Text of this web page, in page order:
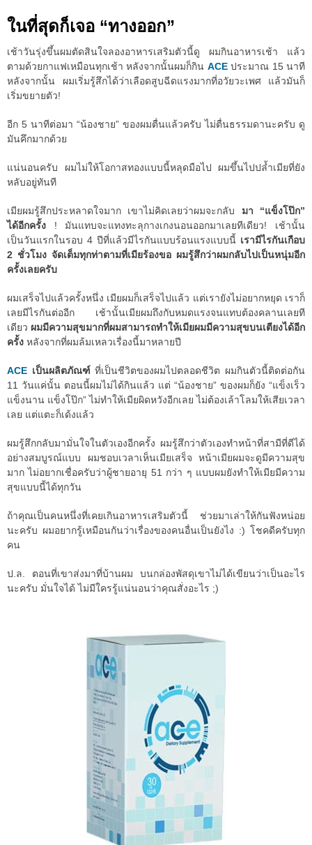
ในที่สุดก็เจอ “ทางออก”
เช้าวันรุ่งขึ้นผมตัดสินใจลองอาหารเสริมตัวนี้ดู ผมกินอาหารเช้า แล้ว
ตามด้วยกาแฟเหมือนทุกเช้า หลังจากนั้นผมก็กิน ACEประมาณ 15 นาที
หลังจากนั้น ผมเริ่มรู้สึกได้ว่าเลือดสูบฉีดแรงมากที่อวัยวะเพศ แล้วมันก็
เริ่มขยายตัว!
อีก 5 นาทีต่อมา “น้องชาย” ของผมตื่นแล้วครับ ไม่ตื่นธรรมดานะครับ ดู
มันคึกมากด้วย
แน่นอนครับ ผมไม่ให้โอกาสทองแบบนี้หลุดมือไป ผมขึ้นไปปล้ำเมียที่ยัง
หลับอยู่ทันที
เมียผมรู้สึกประหลาดใจมาก เขาไม่คิดเลยว่าผมจะกลับ มา “แข็งโป๊ก”
ได้อีกครั้ง ! มันแทบจะแทงทะลุกางเกงนอนออกมาเลยทีเดียว! เช้านั้น
เป็นวันแรกในรอบ 4 ปีที่แล้วมีไรกันแบบร้อนแรงแบบนี้ เรามีไรกันเกือบ
2 ชั่วโมง จัดเต็มทุกท่าตามที่เมียร้องขอ ผมรู้สึกว่าผมกลับไปเป็นหนุ่มอีก
ครั้งเลยครับ
ผมเสร็จไปแล้วครั้งหนึ่ง เมียผมก็เสร็จไปแล้ว แต่เรายังไม่อยากหยุด เราก็
เลยมีไรกันต่ออีก เช้านั้นเมียผมถึงกับหมดแรงจนแทบต้องคลานเลยที
เดียว ผมมีความสุขมากที่ผมสามารถทำให้เมียผมมีความสุขบนเตียงได้อีก
ครั้ง หลังจากที่ผมล้มเหลวเรื่องนี้มาหลายปี
ACE เป็นผลิตภัณฑ์ที่เป็นชีวิตของผมไปตลอดชีวิต ผมกินตัวนี้ติดต่อกัน
11 วันแค่นั้น ตอนนี้ผมไม่ได้กินแล้ว แต่ “น้องชาย” ของผมก็ยัง “แข็งเร็ว
แข็งนาน แข็งโป๊ก” ไม่ทำให้เมียผิดหวังอีกเลย ไม่ต้องเล้าโลมให้เสียเวลา
เลย แต่แตะก็เด้งแล้ว
ผมรู้สึกกลับมามั่นใจในตัวเองอีกครั้ง ผมรู้สึกว่าตัวเองทำหน้าที่สามีที่ดีได้
อย่างสมบูรณ์แบบ ผมชอบเวลาเห็นเมียเสร็จ หน้าเมียผมจะดูมีความสุข
มาก ไม่อยากเชื่อครับว่าผู้ชายอายุ 51 กว่า ๆ แบบผมยังทำให้เมียมีความ
สุขแบบนี้ได้ทุกวัน
ถ้าคุณเป็นคนหนึ่งที่เคยเกินอาหารเสริมตัวนี้ ช่วยมาเล่าให้กันฟังหน่อย
นะครับ ผมอยากรู้เหมือนกันว่าเรื่องของคนอื่นเป็นยังไง :) โชคดีครับทุก
คน
ป.ล. ตอนที่เขาส่งมาที่บ้านผม บนกล่องพัสดุเขาไม่ได้เขียนว่าเป็นอะไร
นะครับ มั่นใจได้ ไม่มีใครรู้แน่นอนว่าคุณสั่งอะไร ;)